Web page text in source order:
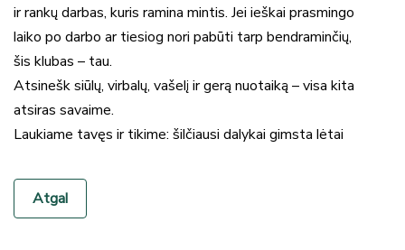
ir rankų darbas, kuris ramina mintis. Jei ieškai prasmingo
laiko po darbo ar tiesiog nori pabūti tarp bendraminčių,
šis klubas – tau.
Atsinešk siūlų, virbalų, vašelį ir gerą nuotaiką – visa kita
atsiras savaime.
Laukiame tavęs ir tikime: šilčiausi dalykai gimsta lėtai
Atgal